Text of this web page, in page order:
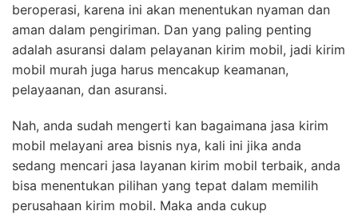
beroperasi, karena ini akan menentukan nyaman dan
aman dalam pengiriman. Dan yang paling penting
adalah asuransi dalam pelayanan kirim mobil, jadi kirim
mobil murah juga harus mencakup keamanan,
pelayaanan, dan asuransi.
Nah, anda sudah mengerti kan bagaimana jasa kirim
mobil melayani area bisnis nya, kali ini jika anda
sedang mencari jasa layanan kirim mobil terbaik, anda
bisa menentukan pilihan yang tepat dalam memilih
perusahaan kirim mobil. Maka anda cukup